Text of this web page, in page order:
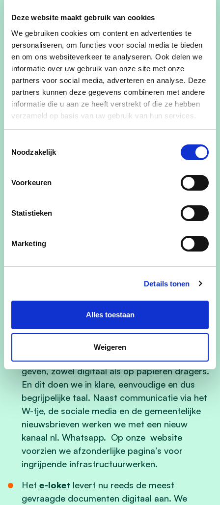
Deze website maakt gebruik van cookies
We gebruiken cookies om content en advertenties te
personaliseren, om functies voor social media te bieden
en om ons websiteverkeer te analyseren. Ook delen we
informatie over uw gebruik van onze site met onze
partners voor social media, adverteren en analyse. Deze
partners kunnen deze gegevens combineren met andere
informatie die u aan ze heeft verstrekt of die ze hebben
verzameld op basis van uw gebruik van hun services.
Noodzakelijk
Voorkeuren
Statistieken
Marketing
Details tonen
Alles toestaan
Weigeren
Zo zullen de komende legislatuur een aantal
belangrijke dossiers op de agenda komen:
De woonzorgsite Sint-Jozefis
momenteel in gebruik als opvangcentrum
voor Oekraïense vluchtelingen. Hopelijk
eindigt de oorlog in Oekraïne snel en
kunnen deze mensen terug naar hun
thuisland. Op het moment dat er een
zal de bevolking opnieuw betrokken
worden. De inspraakoefening van enkele
jaren geleden herhalen we om te kijken of
Hetzelfde geldt voor de site
Het lokaal
bestuur zal samen met de vzw Parochiale
Werken Loenhout een geschikte invulling
zoeken voor deze site.
nieuwe school De Wisseleen feit
zal zijn, komt de oude locatie leeg te staan.
Ook hier zullen we via inspraak een nieuwe
informatie
geven, zowel digitaal als op papieren dragers.
En dit doen we in klare, eenvoudige en dus
begrijpelijke taal. Naast communicatie via het
W-tje, de sociale media en de gemeentelijke
nieuwsbrieven werken we met een nieuw
kanaal nl. Whatsapp. Op onze website
voorzien we afzonderlijke pagina’s voor
ingrijpende infrastructuurwerken.
Het e-loket levert nu reeds de meest
gevraagde documenten digitaal aan. We